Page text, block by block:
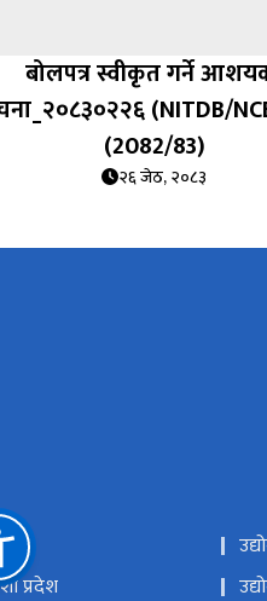
बोलपत्र स्वीकृत गर्ने
(NITDB/
(2082/83)
२६ जेठ, २०८३
प्रदेश